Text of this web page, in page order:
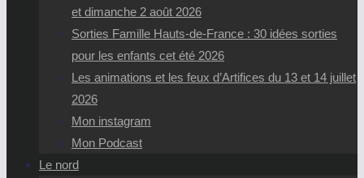
et dimanche 2 août 2026
Sorties Famille Hauts-de-France : 30 idées sorties
pour les enfants cet été 2026
Les animations et les feux d’Artifices du 13 et 14 juillet
2026
Mon instagram
Mon Podcast
Le nord